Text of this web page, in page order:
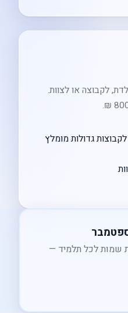
לקבוצה או לצוות.
לקבוצות גדולות מומלץ
שמות לכל תלמיד —